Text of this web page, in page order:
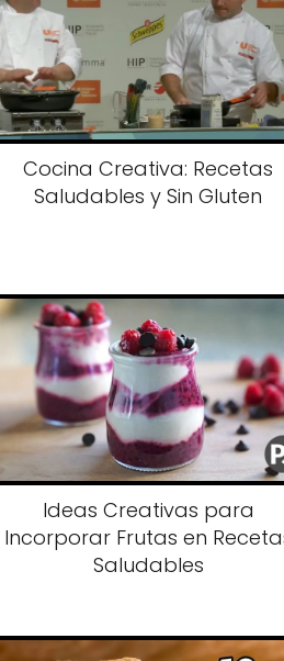
Cocina Creativa: Recetas
Saludables y Sin Gluten
Ideas Creativas para
Incorporar Frutas en
Saludables